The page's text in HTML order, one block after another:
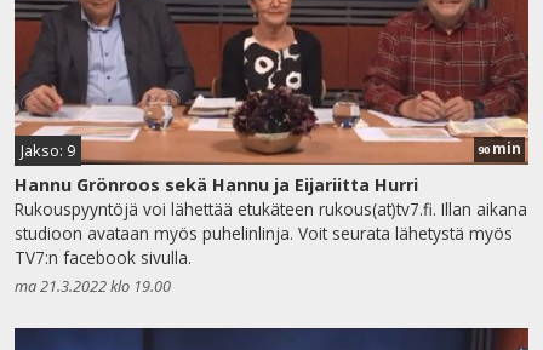
Jakso: 9 90 min
Hannu Grönroos sekä Hannu ja Eijariitta Hurri
Rukouspyyntöjä voi lähettää etukäteen rukous(at)tv7.fi. Illan aikana
studioon avataan myös puhelinlinja. Voit seurata lähetystä myös
TV7:n facebook sivulla.
ma 21.3.2022 klo 19.00